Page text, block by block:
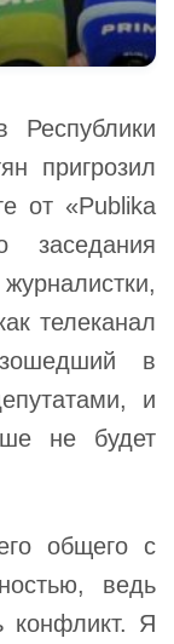
Республики
пригрозил
от «Publika
заседания
телеканал
в
и
не будет
общего с
ведь
конфликт. Я